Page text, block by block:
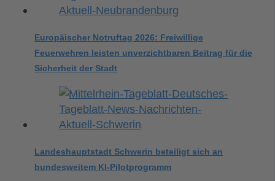
Europäischer Notruftag 2026: Freiwillige
Feuerwehren leisten unverzichtbaren Beitrag für die
Sicherheit der Stadt
Landeshauptstadt Schwerin beteiligt sich an
bundesweitem KI-Pilotprogramm